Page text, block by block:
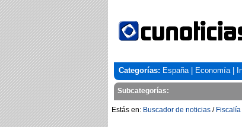
Categorías: España| Economía|
Subcategorías:
Estás en: Buscador de noticias /